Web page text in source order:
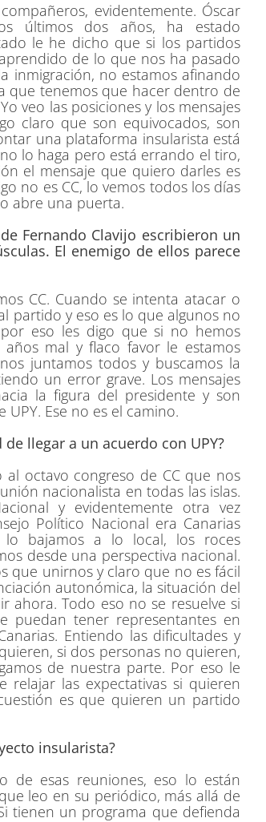
evidentemente. Óscar
últimos dos años, ha estado
le he dicho que si los partidos
de lo que nos ha pasado
inmigración, no estamos afinando
que tenemos que hacer dentro de
veo las posiciones y los mensajes
claro que son equivocados, son
una plataforma insularista está
lo haga pero está errando el tiro,
el mensaje que quiero darles es
no es CC, lo vemos todos los días
abre una puerta.
Fernando Clavijo escribieron un
El enemigo de ellos parece
CC. Cuando se intenta atacar o
partido y eso es lo que algunos no
eso les digo que si no hemos
mal y flaco favor le estamos
juntamos todos y buscamos la
un error grave. Los mensajes
la figura del presidente y son
Ese no es el camino.
llegar a un acuerdo con UPY?
octavo congreso de CC que nos
nacionalista en todas las islas.
y evidentemente otra vez
Político Nacional era Canarias
lo bajamos a lo local, los roces
desde una perspectiva nacional.
que unirnos y claro que no es fácil
autonómica, la situación del
ahora. Todo eso no se resuelve si
puedan tener representantes en
Entiendo las dificultades y
si dos personas no quieren,
de nuestra parte. Por eso le
relajar las expectativas si quieren
es que quieren un partido
insularista?
esas reuniones, eso lo están
leo en su periódico, más allá de
tienen un programa que defienda